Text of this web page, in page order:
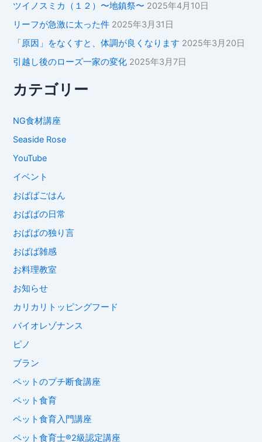
ツイノスミカ（１２）〜地鎮祭〜 2025年4月10日
リーフが急激に太った件 2025年3月31日
「原因」をなくすと、体調が良くなります 2025年3月20日
引越し後のローズ一家の変化 2025年3月7日
カテゴリー
NG食材講座
Seaside Rose
YouTube
イベント
おばばごはん
おばばの日常
おばばの独り言
おばば雑感
お料理教室
お知らせ
カリカリトッピングフード
バイオレゾナンス
ピノ
ブラン
ペットのプチ断食講座
ペット食育
ペット食育入門講座
ペット食育士®︎2級認定講座